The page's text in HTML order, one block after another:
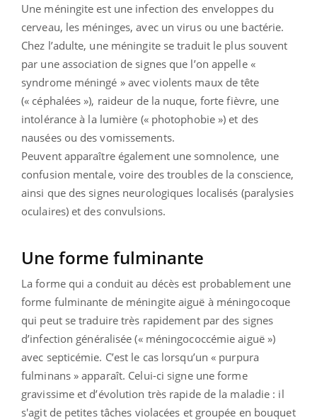
Une méningite est une infection des enveloppes du
cerveau, les méninges, avec un virus ou une bactérie.
Chez l’adulte, une méningite se traduit le plus souvent
par une association de signes que l’on appelle «
syndrome méningé » avec violents maux de tête
(« céphalées »), raideur de la nuque, forte fièvre, une
intolérance à la lumière (« photophobie ») et des
nausées ou des vomissements.
Peuvent apparaître également une somnolence, une
confusion mentale, voire des troubles de la conscience,
ainsi que des signes neurologiques localisés (paralysies
oculaires) et des convulsions.
Une forme fulminante
La forme qui a conduit au décès est probablement une
forme fulminante de méningite aiguë à méningocoque
qui peut se traduire très rapidement par des signes
d’infection généralisée (« méningococcémie aiguë »)
avec septicémie. C’est le cas lorsqu’un « purpura
fulminans » apparaît. Celui-ci signe une forme
gravissime et d’évolution très rapide de la maladie : il
s'agit de petites tâches violacées et groupée en bouquet